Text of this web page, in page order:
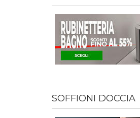
SOFFIONI DOCCIA